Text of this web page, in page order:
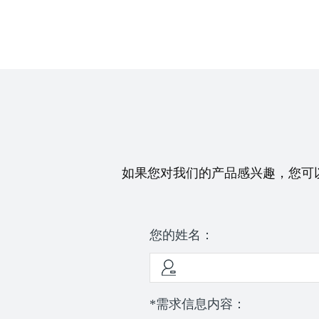
如果您对我们的产品感兴趣，您
您的姓名：
*需求信息内容：